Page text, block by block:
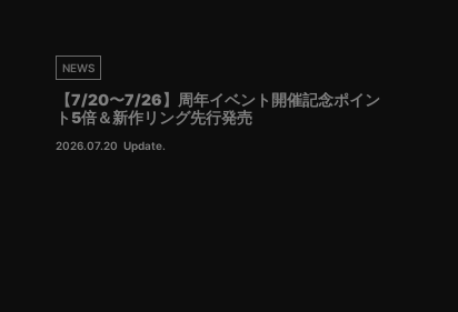
NEWS
【7/20〜7/26】周年イベント開催記念ポイン
ト5倍＆新作リング先行発売
2026.07.20 Update.